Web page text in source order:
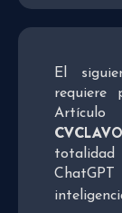
El
requiere
Artículo